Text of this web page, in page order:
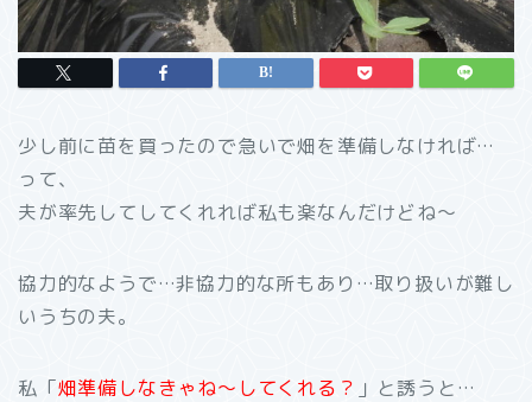
少し前に苗を買ったので急いで畑を準備しなければ…
って、
夫が率先してしてくれれば私も楽なんだけどね～
協力的なようで…非協力的な所もあり…取り扱いが難し
いうちの夫。
私「畑準備しなきゃね～してくれる？ 」と誘うと…